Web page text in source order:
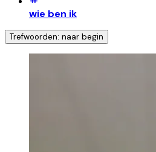
wie ben ik
Trefwoorden: naar begin